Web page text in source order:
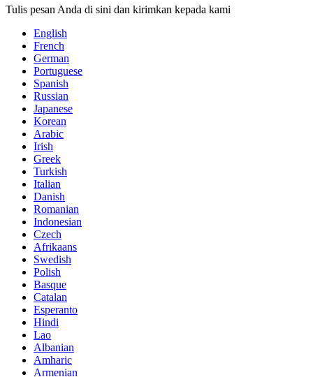
Tulis pesan Anda di sini dan kirimkan kepada kami
English
French
German
Portuguese
Spanish
Russian
Japanese
Korean
Arabic
Irish
Greek
Turkish
Italian
Danish
Romanian
Indonesian
Czech
Afrikaans
Swedish
Polish
Basque
Catalan
Esperanto
Hindi
Lao
Albanian
Amharic
Armenian